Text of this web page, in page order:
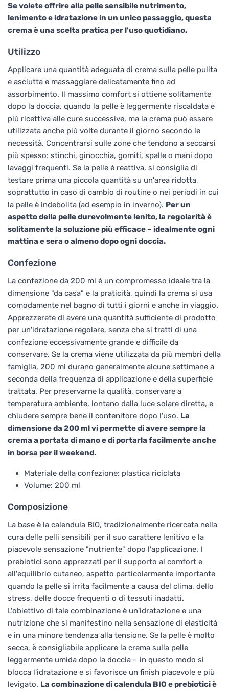
Se volete offrire alla pelle sensibile nutrimento,
lenimento e idratazione in un unico passaggio, questa
crema è una scelta pratica per l'uso quotidiano.
Utilizzo
Applicare una quantità adeguata di crema sulla pelle pulita
e asciutta e massaggiare delicatamente fino ad
assorbimento. Il massimo comfort si ottiene solitamente
dopo la doccia, quando la pelle è leggermente riscaldata e
più ricettiva alle cure successive, ma la crema può essere
utilizzata anche più volte durante il giorno secondo le
necessità. Concentrarsi sulle zone che tendono a seccarsi
più spesso: stinchi, ginocchia, gomiti, spalle o mani dopo
lavaggi frequenti. Se la pelle è reattiva, si consiglia di
testare prima una piccola quantità su un'area ridotta,
soprattutto in caso di cambio di routine o nei periodi in cui
la pelle è indebolita (ad esempio in inverno). Per un
aspetto della pelle durevolmente lenito, la regolarità è
solitamente la soluzione più efficace – idealmente ogni
mattina e sera o almeno dopo ogni doccia.
Confezione
La confezione da 200 ml è un compromesso ideale tra la
dimensione "da casa" e la praticità, quindi la crema si usa
comodamente nel bagno di tutti i giorni e anche in viaggio.
Apprezzerete di avere una quantità sufficiente di prodotto
per un'idratazione regolare, senza che si tratti di una
confezione eccessivamente grande e difficile da
conservare. Se la crema viene utilizzata da più membri della
famiglia, 200 ml durano generalmente alcune settimane a
seconda della frequenza di applicazione e della superficie
trattata. Per preservarne la qualità, conservare a
temperatura ambiente, lontano dalla luce solare diretta, e
chiudere sempre bene il contenitore dopo l'uso. La
dimensione da 200 ml vi permette di avere sempre la
crema a portata di mano e di portarla facilmente anche
in borsa per il weekend.
Materiale della confezione: plastica riciclata
Volume: 200 ml
Composizione
La base è la calendula BIO, tradizionalmente ricercata nella
cura delle pelli sensibili per il suo carattere lenitivo e la
piacevole sensazione "nutriente" dopo l'applicazione. I
prebiotici sono apprezzati per il supporto al comfort e
all'equilibrio cutaneo, aspetto particolarmente importante
quando la pelle si irrita facilmente a causa del clima, dello
stress, delle docce frequenti o di tessuti inadatti.
L'obiettivo di tale combinazione è un'idratazione e una
nutrizione che si manifestino nella sensazione di elasticità
e in una minore tendenza alla tensione. Se la pelle è molto
secca, è consigliabile applicare la crema sulla pelle
leggermente umida dopo la doccia – in questo modo si
blocca l'idratazione e si favorisce un finish piacevole e più
levigato. La combinazione di calendula BIO e prebiotici è